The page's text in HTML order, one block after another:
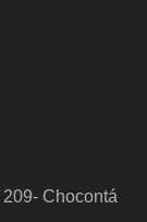
Chocontá